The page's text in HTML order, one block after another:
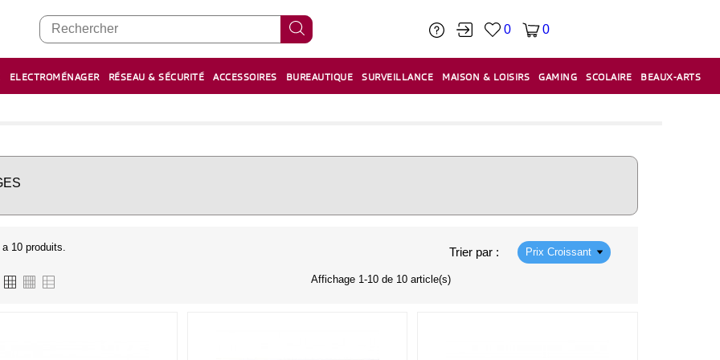
0 0
ELECTROMÉNAGER RÉSEAU & SÉCURITÉ ACCESSOIRES BUREAUTIQUE SURVEILLANCE MAISON & LOISIRS GAMING SCOLAIRE BEAUX-ARTS
a 10 produits. Trier par : Prix Croissant
Affichage 1-10 de 10 article(s)